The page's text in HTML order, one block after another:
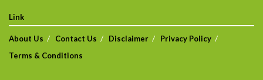
Link
About Us Contact Us Disclaimer
Privacy Policy
Terms & Conditions